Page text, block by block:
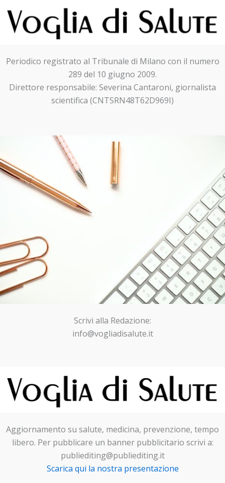
Periodico registrato al Tribunale di Milano con il numero
289 del 10 giugno 2009.
Direttore responsabile: Severina Cantaroni, giornalista
scientifica (CNTSRN48T62D969I)
Scrivi alla Redazione:
info@vogliadisalute.it
Aggiornamento su salute, medicina, prevenzione, tempo
libero. Per pubblicare un banner pubblicitario scrivi a:
publiediting@publiediting.it
Scarica qui la nostra presentazione